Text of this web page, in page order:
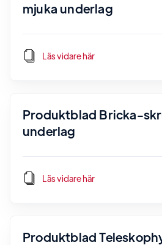
mjuka underlag
Läs vidare här
Produktblad Bricka-
underlag
Läs vidare här
Produktblad